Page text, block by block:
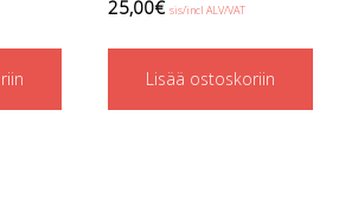
Tarvikkeet ja varaosat reguihin
Shearwater
Skootterit ja osat
DiveX Cuda/Sierra varaosat
25,00€ sis/incl ALV/VAT
Lisää ostoskoriin